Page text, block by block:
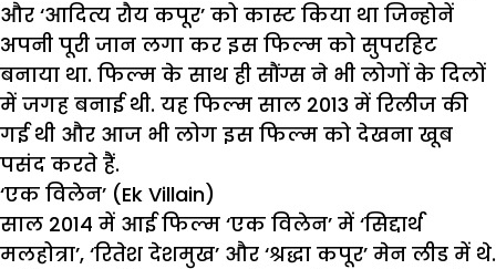
और ‘आदित्य रौय कपूर’ को कास्ट किया था जिन्होनें
अपनी पूरी जान लगा कर इस फिल्म को सुपरहिट
बनाया था. फिल्म के साथ ही सौंग्स ने भी लोगों के दिलों
में जगह बनाई थी. यह फिल्म साल 2013 में रिलीज की
गई थी और आज भी लोग इस फिल्म को देखना खूब
पसंद करते हैं.
‘एक विलेन’ (Ek Villain)
साल 2014 में आई फिल्म ‘एक विलेन’ में ‘सिद्दार्थ
मलहोत्रा’, ‘रितेश देशमुख’ और ‘श्रद्धा कपूर’ मेन लीड में थे.